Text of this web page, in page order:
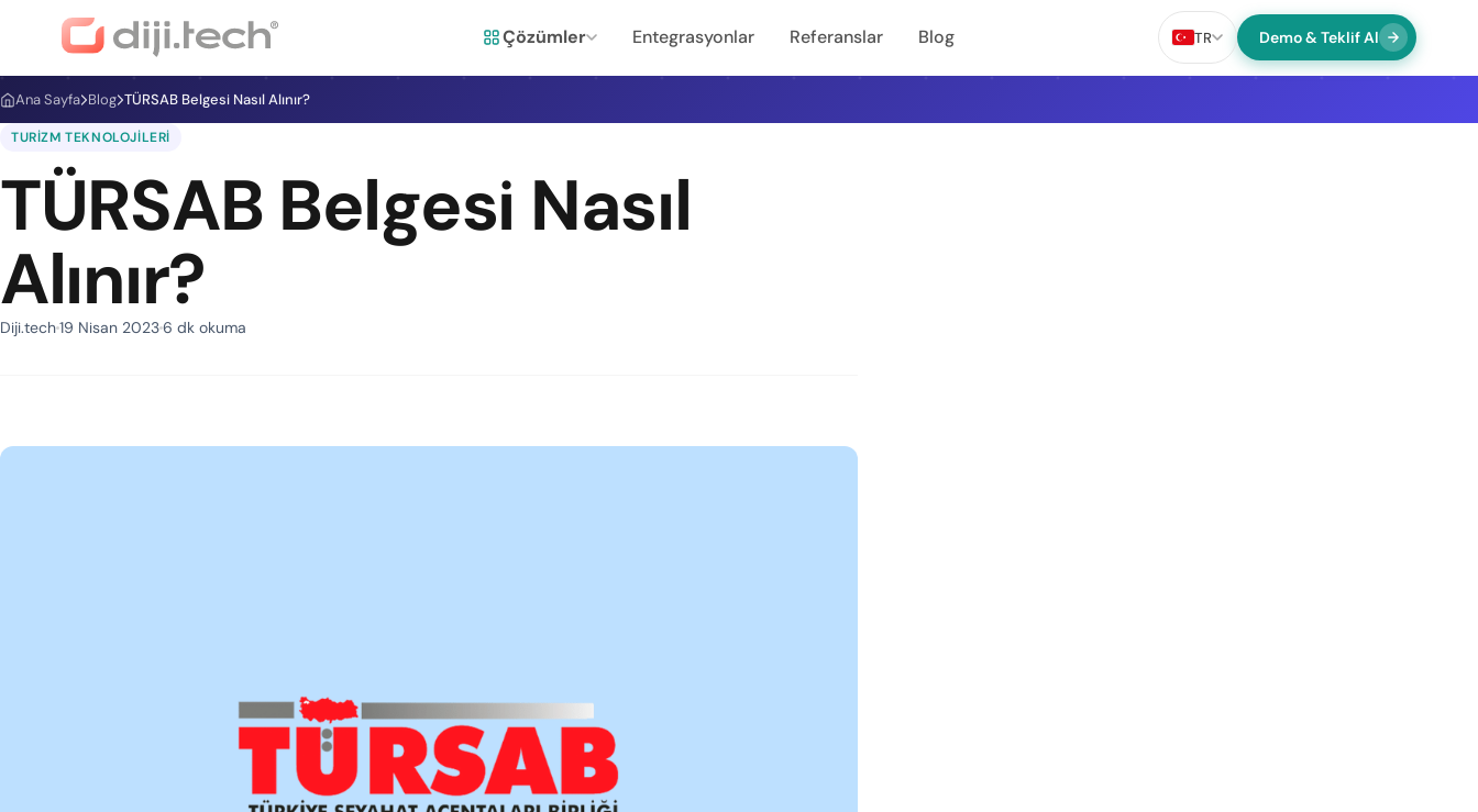
Çözümler Entegrasyonlar Referanslar Blog TR Demo & Teklif Al
Ana Sayfa Blog TÜRSAB Belgesi Nasıl Alınır?
TURIZM TEKNOLOJILERI
TÜRSAB Belgesi Nasıl
Alınır?
Diji.tech19 Nisan 20236 dk okuma